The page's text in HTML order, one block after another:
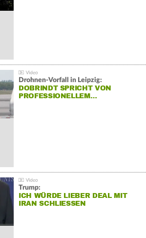
Drohnen-Vorfall in Leipzig:
DOBRINDT SPRICHT VON
PROFESSIONELLEM…
Trump:
ICH WÜRDE LIEBER DEAL MIT
IRAN SCHLIESSEN